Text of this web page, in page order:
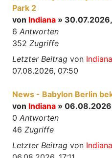
Park 2
von Indiana »
6 Antworten
352 Zugriffe
Letzter Beitrag von Indiana
07.08.2026, 07:50
News - Babylon Berlin
von Indiana » 06.08.2026,
0 Antworten
46 Zugriffe
Letzter Beitrag von Indiana